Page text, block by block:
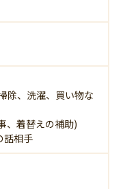
除、洗濯、買い物な
、着替えの補助)
話相手